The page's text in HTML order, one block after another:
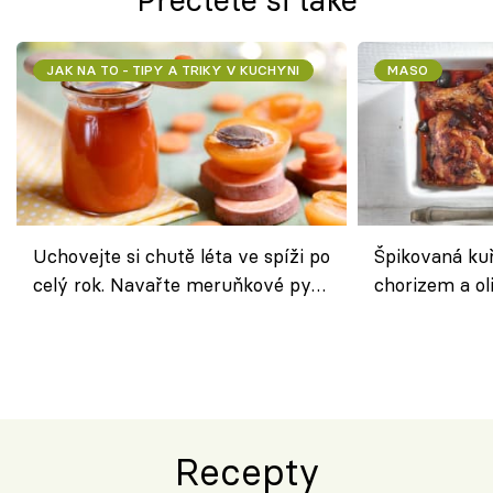
JAK NA TO - TIPY A TRIKY V KUCHYNI
Uchovejte si chutě léta ve spíži po
celý rok. Navařte meruňkové pyré
MASO
Špikovaná
chorizem a
Recepty